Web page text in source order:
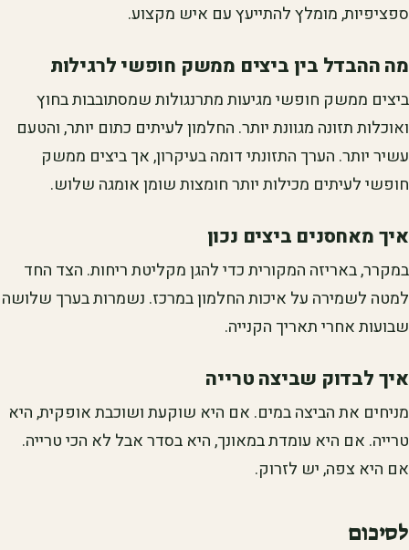
ספציפיות, מומלץ להתייעץ עם איש מקצוע.
מה ההבדל בין ביצים ממשק חופשי לרגילות
ביצים ממשק חופשי מגיעות מתרנגולות שמסתובבות בחוץ
ואוכלות תזונה מגוונת יותר. החלמון לעיתים כתום יותר, והטעם
עשיר יותר. הערך התזונתי דומה בעיקרון, אך ביצים ממשק
חופשי לעיתים מכילות יותר חומצות שומן אומגה שלוש.
איך מאחסנים ביצים נכון
במקרר, באריזה המקורית כדי להגן מקליטת ריחות. הצד החד
למטה לשמירה על איכות החלמון במרכז. נשמרות בערך שלושה
שבועות אחרי תאריך הקנייה.
איך לבדוק שביצה טרייה
מניחים את הביצה במים. אם היא שוקעת ושוכבת אופקית, היא
טרייה. אם היא עומדת במאונך, היא בסדר אבל לא הכי טרייה.
אם היא צפה, יש לזרוק.
לסיכום